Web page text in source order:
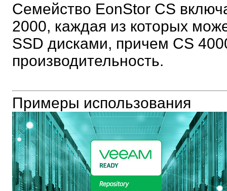
Семейство EonStor CS
2000, каждая из которых
SSD дисками, причем CS
производительность.
Примеры использования